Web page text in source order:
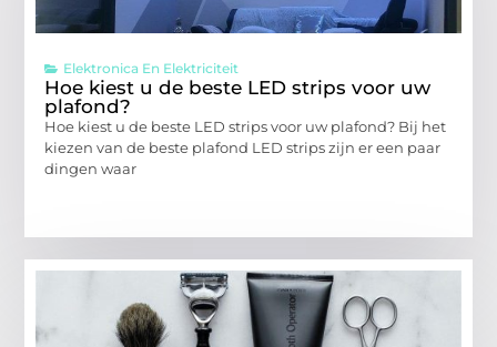
Elektronica En Elektriciteit
Hoe kiest u de beste LED strips voor uw
plafond?
Hoe kiest u de beste LED strips voor uw plafond? Bij het
kiezen van de beste plafond LED strips zijn er een paar
dingen waar